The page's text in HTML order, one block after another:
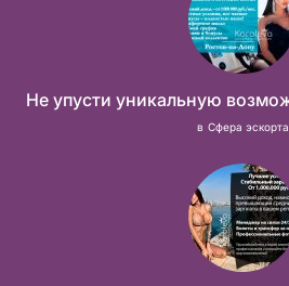
в Сфера эскорта